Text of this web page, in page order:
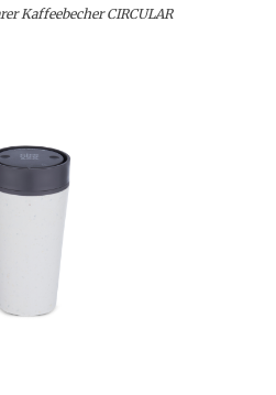
Kaffeebecher CIRCULAR